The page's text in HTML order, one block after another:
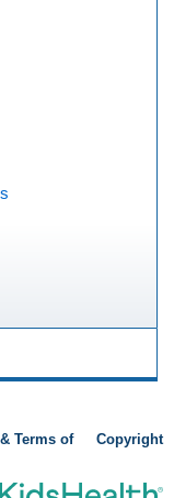
Terms of
Copyright